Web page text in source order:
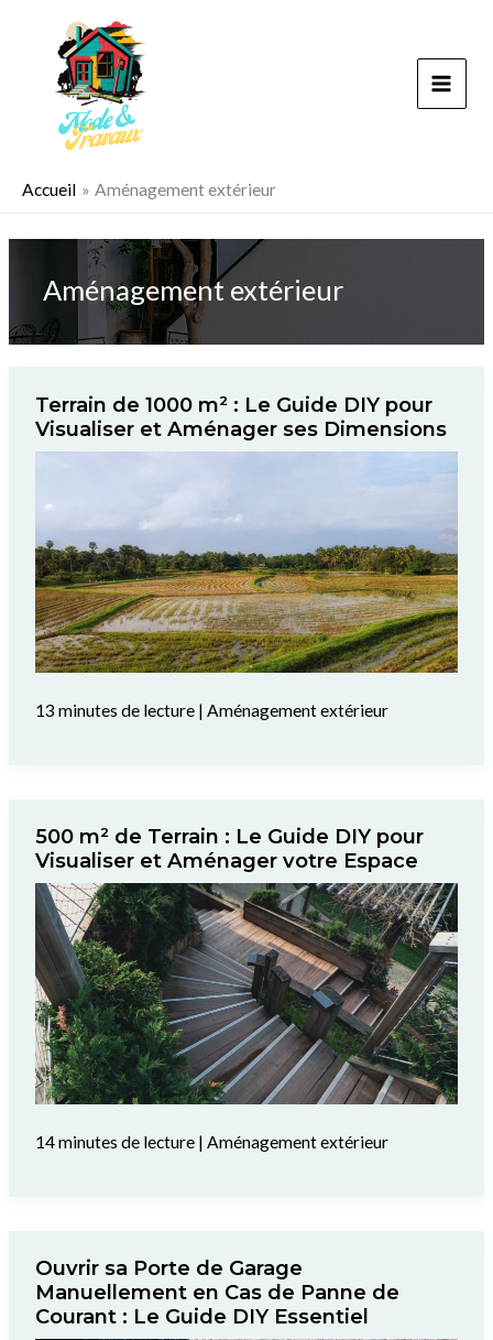
Accueil Aménagement extérieur
Aménagement extérieur
Terrain de 1000 m² : Le Guide DIY pour
Visualiser et Aménager ses Dimensions
13 minutes de lecture| Aménagement extérieur
500 m² de Terrain : Le Guide DIY pour
Visualiser et Aménager votre Espace
14 minutes de lecture| Aménagement extérieur
Ouvrir sa Porte de Garage
Manuellement en Cas de Panne de
Courant : Le Guide DIY Essentiel